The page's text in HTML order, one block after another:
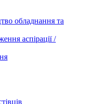
обладнання та
аспірації /